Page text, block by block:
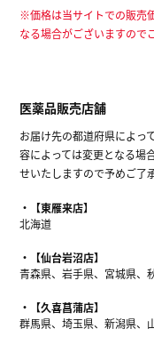
※価格は当サイトでの販売
なる場合がございますので
医薬品販売店舗
お届け先の都道府県によっ
容によっては変更となる場
せいたしますので予めご了
【東雁来店】
北海道
【仙台岩沼店】
青森県、岩手県、宮城県、
【久喜菖蒲店】
群馬県、埼玉県、新潟県、